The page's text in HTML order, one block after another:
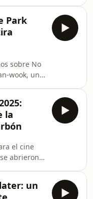
De
en
los
del
se
la historia
su vida,
Park
sobre No
wook, una
del
negro
y lúcida al
un
esta
la
el cine
abrieron
de la un